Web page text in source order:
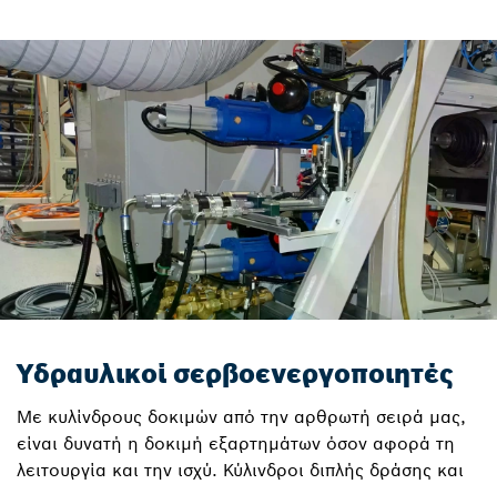
Υδραυλικοί σερβοενεργοποιητές
Με κυλίνδρους δοκιμών από την αρθρωτή σειρά μας,
είναι δυνατή η δοκιμή εξαρτημάτων όσον αφορά τη
λειτουργία και την ισχύ. Κύλινδροι διπλής δράσης και